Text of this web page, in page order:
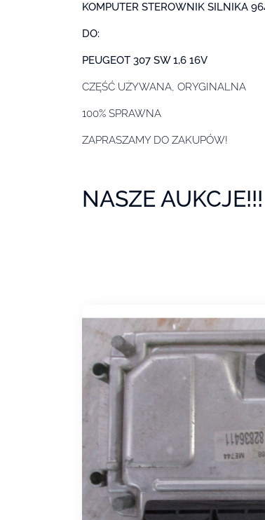
KOMPUTER STEROWNIK SILNIKA
DO:
PEUGEOT 307 SW 1,6 16V
CZĘŚĆ UŻYWANA, ORYGINALNA
100% SPRAWNA
ZAPRASZAMY DO ZAKUPÓW!
NASZE AUKCJE!!!